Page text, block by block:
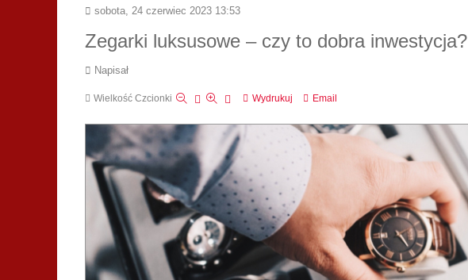
sobota, 24 czerwiec 2023 13:53
Zegarki luksusowe – czy to dobra inwestycja?
Napisał
Wielkość Czcionki Wydrukuj Email